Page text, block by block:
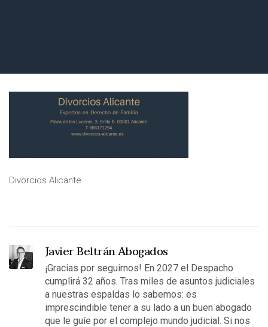
Divorcios Alicante
Javier Beltrán Abogados
¡Gracias por seguirnos! En 2027 el Despacho
cumplirá 32 años. Tras miles de asuntos judiciales
a nuestras espaldas lo sabemos: es
imprescindible tener a su lado a un buen abogado
que le guíe por el complejo mundo judicial. Si nos